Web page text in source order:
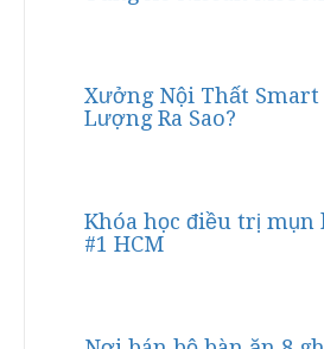
Xưởng Nội Thất Smart
Lượng Ra Sao?
Khóa học điều trị
#1 HCM